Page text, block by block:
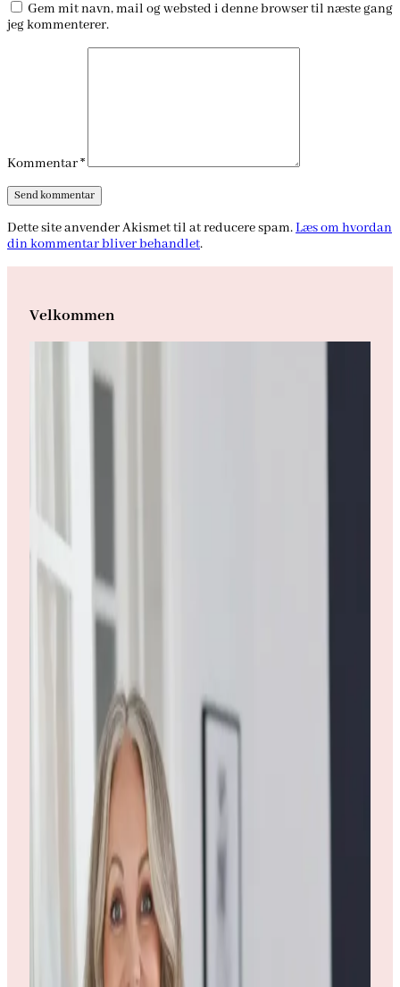
Gem mit navn, mail og websted i denne browser til næste gang
jeg kommenterer.
Kommentar*
Dette site anvender Akismet til at reducere spam.Læs om hvordan
din kommentar bliver behandlet.
Velkommen